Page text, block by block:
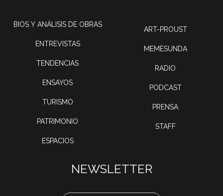
BIOS Y ANÁLISIS DE OBRAS
ENTREVISTAS
TENDENCIAS
ENSAYOS
TURISMO
PATRIMONIO
ESPACIOS
ART-PROUST
MEMESUNDA
RADIO
PODCAST
PRENSA
STAFF
NEWSLETTER